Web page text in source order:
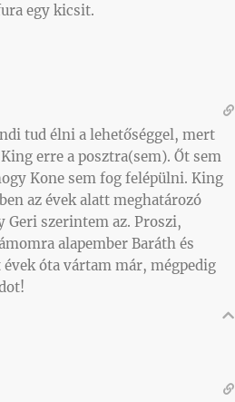
egy kicsit.
tud élni a lehetőséggel, mert
erre a posztra(sem). Őt sem
Kone sem fog felépülni. King
az évek alatt meghatározó
Geri szerintem az. Proszi,
alapember Baráth és
óta vártam már, mégpedig